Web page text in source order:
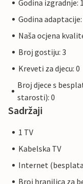
Godina izgradnje:
Godina adaptacije:
Naša ocjena
Broj gostiju: 3
Kreveti za djecu: 0
Broj djece s
starosti): 0
Sadržaji
1 TV
Kabelska TV
Internet
Broj hranilica za